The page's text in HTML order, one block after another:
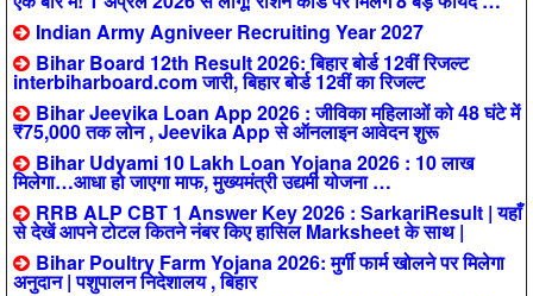
Indian Army Agniveer Recruiting Year 2027
Bihar Board 12th Result 2026: बिहार बोर्ड 12वीं रिजल्ट
interbiharboard.com जारी, बिहार बोर्ड 12वीं का रिजल्ट
Bihar Jeevika Loan App 2026 : जीविका महिलाओं को 48 घंटे में
₹75,000 तक लोन , Jeevika App से ऑनलाइन आवेदन शुरू
Bihar Udyami 10 Lakh Loan Yojana 2026 : 10 लाख
मिलेगा…आधा हो जाएगा माफ, मुख्यमंत्री उद्यमी योजना …
RRB ALP CBT 1 Answer Key 2026 : SarkariResult | यहाँ
से देखें आपने टोटल कितने नंबर किए हासिल Marksheet के साथ |
Bihar Poultry Farm Yojana 2026: मुर्गी फार्म खोलने पर मिलेगा
अनुदान | पशुपालन निदेशालय , बिहार